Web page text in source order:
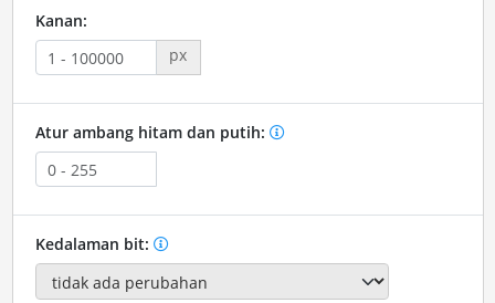
Kanan:
px
Atur ambang hitam dan putih:
Kedalaman bit: